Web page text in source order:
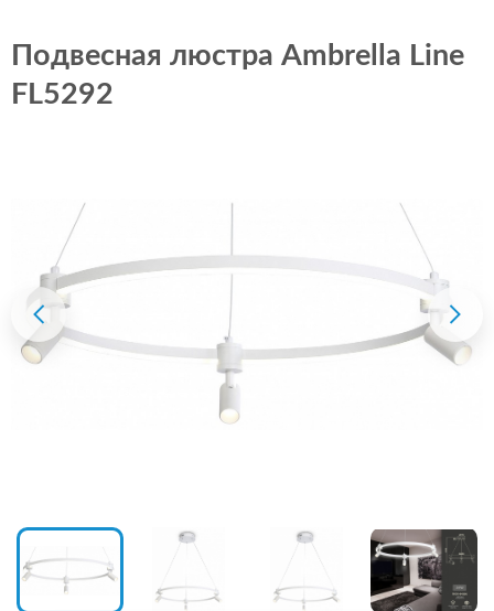
Подвесная люстра Ambrella Line
FL5292